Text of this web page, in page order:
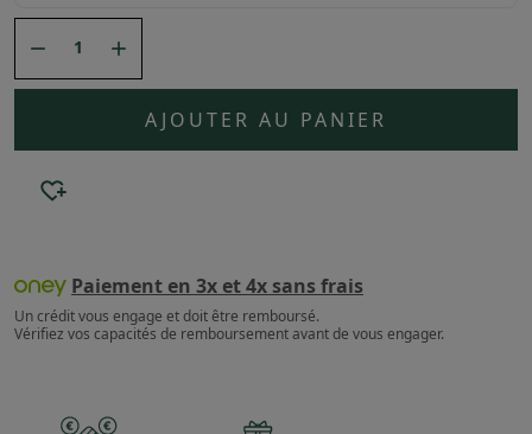
 
AJOUTER AU PANIER
Paiement en 3x et 4x sans frais
Un crédit vous engage et doit être remboursé.
Vérifiez vos capacités de remboursement avant de vous engager.